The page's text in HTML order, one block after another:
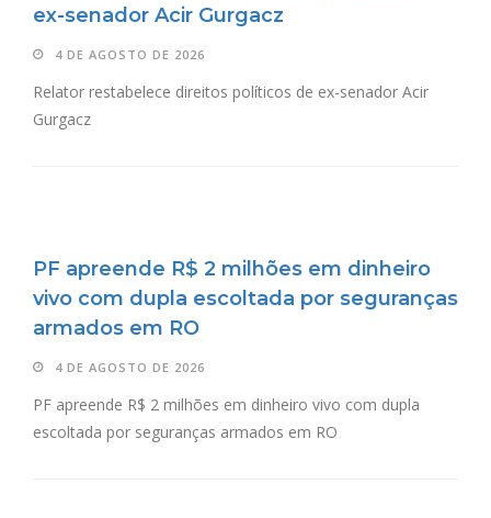
ex-senador Acir Gurgacz
4 DE AGOSTO DE 2026
Relator restabelece direitos políticos de ex-senador Acir
Gurgacz
PF apreende R$ 2 milhões em dinheiro
vivo com dupla escoltada por seguranças
armados em RO
4 DE AGOSTO DE 2026
PF apreende R$ 2 milhões em dinheiro vivo com dupla
escoltada por seguranças armados em RO